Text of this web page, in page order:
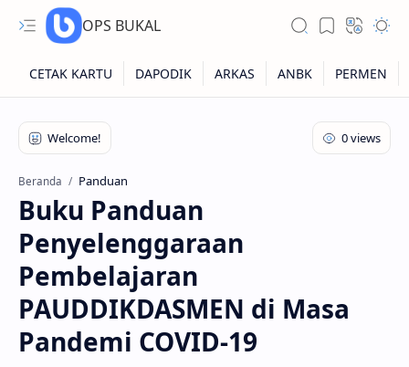
OPS BUKAL
Kartu NUPTK
Kartu NRG
Kartu NISN
Kartu NISN Foto
Kartu NISN Massal
Beranda Panduan
Buku Panduan
Penyelenggaraan
Pembelajaran
PAUDDIKDASMEN di Masa
Pandemi COVID-19